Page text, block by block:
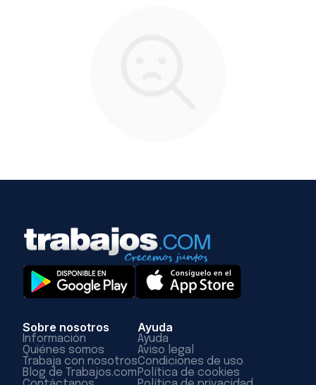
Sobre nosotros
Información
Quiénes somos
Trabaja con nosotros
Blog de Trabajos.com
Ayuda
Ayuda
Aviso legal
Condiciones de uso
Política de cookies